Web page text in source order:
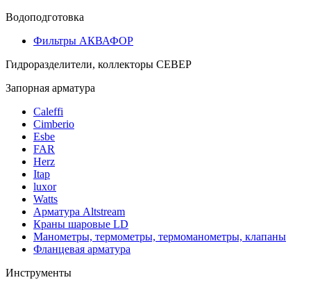
Водоподготовка
Фильтры АКВАФОР
Гидроразделители, коллекторы СЕВЕР
Запорная арматура
Caleffi
Cimberio
Esbe
FAR
Herz
Itap
luxor
Watts
Арматура Altstream
Краны шаровые LD
Манометры, термометры, термоманометры, клапаны
Фланцевая арматура
Инструменты